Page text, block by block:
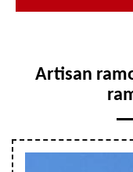
Artisan